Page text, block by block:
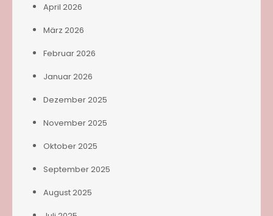
April 2026
März 2026
Februar 2026
Januar 2026
Dezember 2025
November 2025
Oktober 2025
September 2025
August 2025